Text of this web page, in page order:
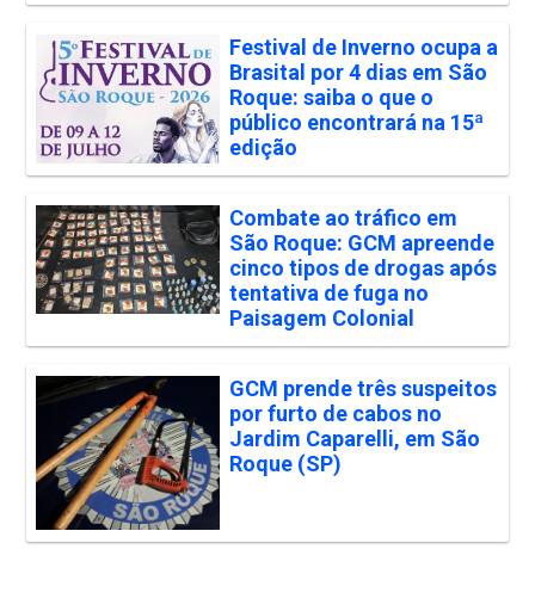
Festival de Inverno ocupa a
Brasital por 4 dias em São
Roque: saiba o que o
público encontrará na 15ª
edição
Combate ao tráfico em
São Roque: GCM apreende
cinco tipos de drogas após
tentativa de fuga no
Paisagem Colonial
GCM prende três suspeitos
por furto de cabos no
Jardim Caparelli, em São
Roque (SP)